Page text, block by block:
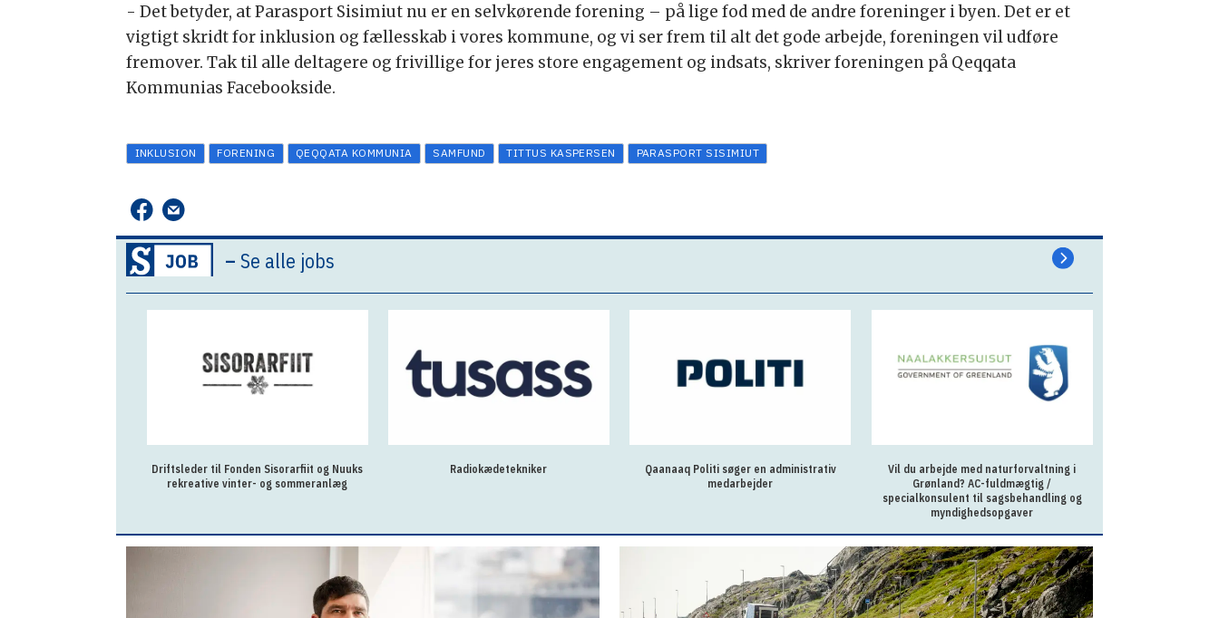
- Det betyder, at Parasport Sisimiut nu er en selvkørende forening – på lige fod med de andre foreninger i byen. Det er et
vigtigt skridt for inklusion og fællesskab i vores kommune, og vi ser frem til alt det gode arbejde, foreningen vil udføre
fremover. Tak til alle deltagere og frivillige for jeres store engagement og indsats, skriver foreningen på Qeqqata
Kommunias Facebookside.
INKLUSION FORENING QEQQATA KOMMUNIA SAMFUND TITTUS KASPERSEN PARASPORT SISIMIUT
– Se alle jobs
Driftsleder til Fonden Sisorarfiit og Nuuks
rekreative vinter- og sommeranlæg
Radiokædetekniker
Qaanaaq Politi søger en administrativ
medarbejder
Vil du arbejde med naturforvaltning i
Grønland? AC-fuldmægtig /
specialkonsulent til sagsbehandling og
myndighedsopgaver